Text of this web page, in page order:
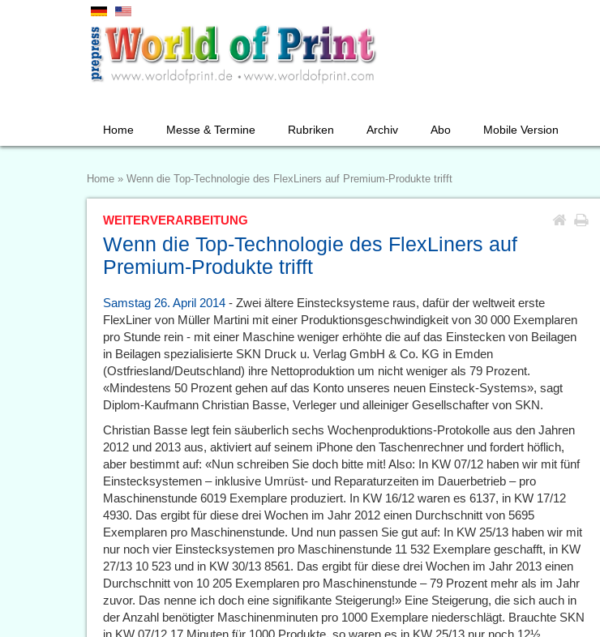
Home Messe & Termine Rubriken Archiv Abo Mobile Version
Home » Wenn die Top-Technologie des FlexLiners auf Premium-Produkte trifft
WEITERVERARBEITUNG
Wenn die Top-Technologie des FlexLiners auf
Premium-Produkte trifft
Samstag 26. April 2014 - Zwei ältere Einstecksysteme raus, dafür der weltweit erste
FlexLiner von Müller Martini mit einer Produktionsgeschwindigkeit von 30 000 Exemplaren
pro Stunde rein - mit einer Maschine weniger erhöhte die auf das Einstecken von Beilagen
in Beilagen spezialisierte SKN Druck u. Verlag GmbH & Co. KG in Emden
(Ostfriesland/Deutschland) ihre Nettoproduktion um nicht weniger als 79 Prozent.
«Mindestens 50 Prozent gehen auf das Konto unseres neuen Einsteck-Systems», sagt
Diplom-Kaufmann Christian Basse, Verleger und alleiniger Gesellschafter von SKN.
Christian Basse legt fein säuberlich sechs Wochenproduktions-Protokolle aus den Jahren
2012 und 2013 aus, aktiviert auf seinem iPhone den Taschenrechner und fordert höflich,
aber bestimmt auf: «Nun schreiben Sie doch bitte mit! Also: In KW 07/12 haben wir mit fünf
Einstecksystemen – inklusive Umrüst- und Reparaturzeiten im Dauerbetrieb – pro
Maschinenstunde 6019 Exemplare produziert. In KW 16/12 waren es 6137, in KW 17/12
4930. Das ergibt für diese drei Wochen im Jahr 2012 einen Durchschnitt von 5695
Exemplaren pro Maschinenstunde. Und nun passen Sie gut auf: In KW 25/13 haben wir mit
nur noch vier Einstecksystemen pro Maschinenstunde 11 532 Exemplare geschafft, in KW
27/13 10 523 und in KW 30/13 8561. Das ergibt für diese drei Wochen im Jahr 2013 einen
Durchschnitt von 10 205 Exemplaren pro Maschinenstunde – 79 Prozent mehr als im Jahr
zuvor. Das nenne ich doch eine signifikante Steigerung!» Eine Steigerung, die sich auch in
der Anzahl benötigter Maschinenminuten pro 1000 Exemplare niederschlägt. Brauchte SKN
in KW 07/12 17 Minuten für 1000 Produkte, so waren es in KW 25/13 nur noch 12½